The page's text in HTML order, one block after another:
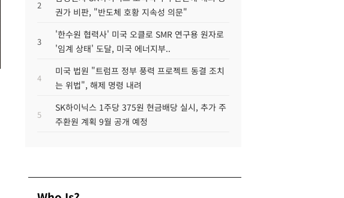
2
권가 비판, "반도체 호황 지속성 의문"
3
'한수원 협력사' 미국 오클로 SMR 연구용 원자로
'임계 상태' 도달, 미국 에너지부..
4
미국 법원 "트럼프 정부 풍력 프로젝트 동결 조치
는 위법", 해제 명령 내려
5
SK하이닉스 1주당 375원 현금배당 실시, 추가 주
주환원 계획 9월 공개 예정